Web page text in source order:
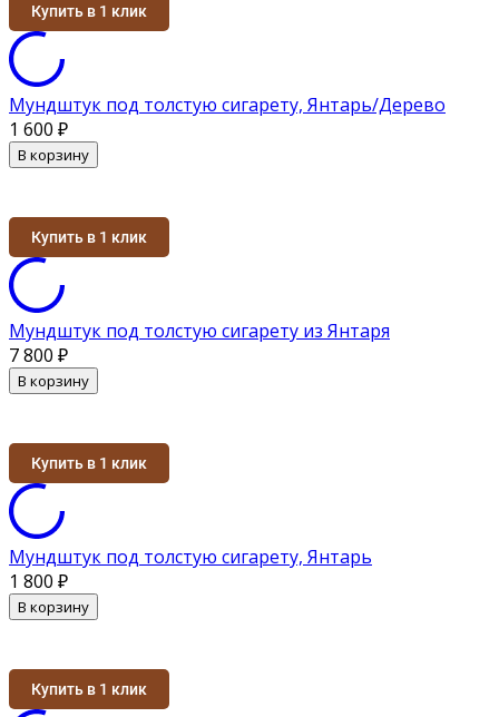
Купить в 1 клик
Мундштук под толстую сигарету, Янтарь/Дерево
1 600 ₽
В корзину
Купить в 1 клик
Мундштук под толстую сигарету из Янтаря
7 800 ₽
В корзину
Купить в 1 клик
Мундштук под толстую сигарету, Янтарь
1 800 ₽
В корзину
Купить в 1 клик